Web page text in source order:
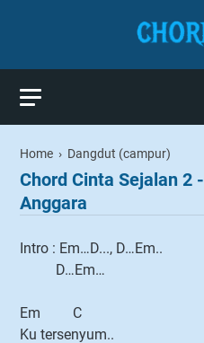
Home › Dangdut (campur)
Chord Cinta Sejalan 2
Anggara
Intro : Em…D..., D…Em..
D…Em…
Em C
Ku tersenyum..